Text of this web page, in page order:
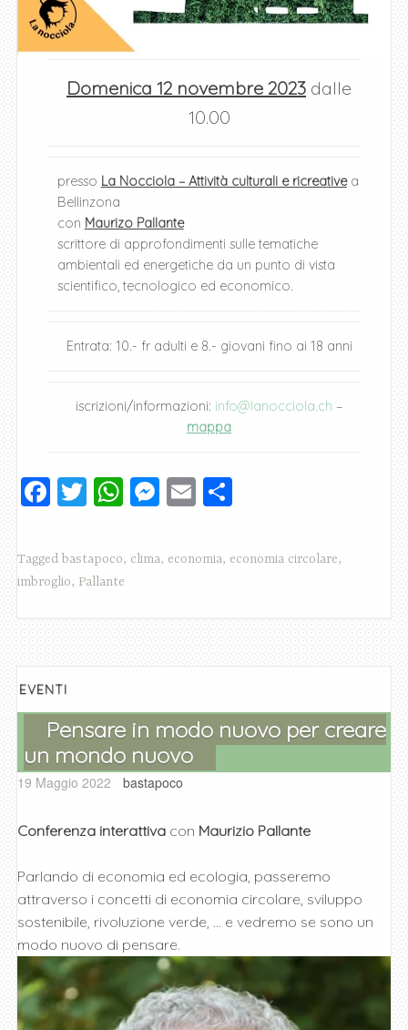
Domenica 12 novembre 2023 dalle
10.00
presso La Nocciola – Attività culturali e ricreativea
Bellinzona
con Maurizo Pallante
scrittore di approfondimenti sulle tematiche
ambientali ed energetiche da un punto di vista
scientifico, tecnologico ed economico.
Entrata: 10.- fr adulti e 8.- giovani fino ai 18 anni
iscrizioni/informazioni: info@lanocciola.ch –
mappa
F
c
e
k
T
tt
er
W
at
s
M
ss
E
ai
C
n
Tagged bastapoco, clima, economia, economia circolare,
imbroglio, Pallante
EVENTI
Pensare in modo nuovo per creare
un mondo nuovo
19 Maggio 2022 bastapoco
Conferenza interattivacon Maurizio Pallante
Parlando di economia ed ecologia, passeremo
attraverso i concetti di economia circolare, sviluppo
sostenibile, rivoluzione verde, … e vedremo se sono un
modo nuovo di pensare.